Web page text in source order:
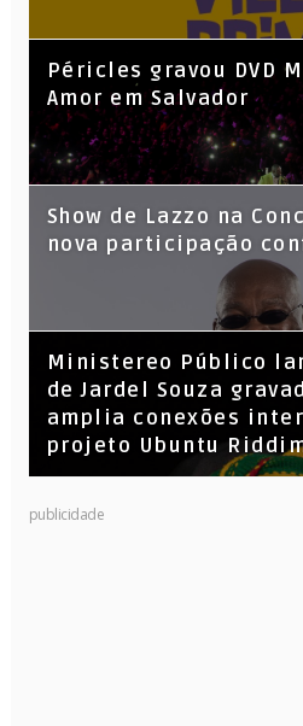
Péricles gravou DVD
Amor em Salvador
Show de Lazzo na
nova participação
​Ministereo Público
de Jardel Souza
amplia conexões
projeto Ubuntu
KL Jay (Racionais
publicidade